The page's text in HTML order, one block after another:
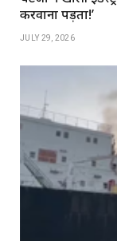
करवाना पड़ता!’
JULY 29, 2026